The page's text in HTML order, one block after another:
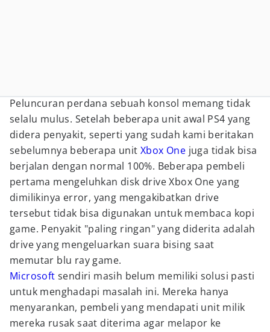
Peluncuran perdana sebuah konsol memang tidak
selalu mulus. Setelah beberapa unit awal PS4 yang
didera penyakit, seperti yang sudah kami beritakan
sebelumnya beberapa unit Xbox One juga tidak bisa
berjalan dengan normal 100%. Beberapa pembeli
pertama mengeluhkan disk drive Xbox One yang
dimilikinya error, yang mengakibatkan drive
tersebut tidak bisa digunakan untuk membaca kopi
game. Penyakit "paling ringan" yang diderita adalah
drive yang mengeluarkan suara bising saat
memutar blu ray game.
Microsoft sendiri masih belum memiliki solusi pasti
untuk menghadapi masalah ini. Mereka hanya
menyarankan, pembeli yang mendapati unit milik
mereka rusak saat diterima agar melapor ke